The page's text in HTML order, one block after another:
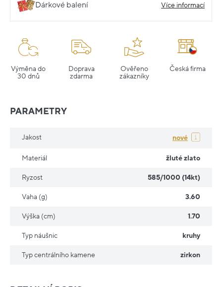
Dárkové balení Více informací
Výměna do
30 dnů
Doprava
zdarma
Ověřeno
zákazníky
Česká firma
PARAMETRY
Jakost nové
Materiál žluté zlato
Ryzost 585/1000 (14kt)
Vaha (g) 3.60
Výška (cm) 1.70
Typ náušnic kruhy
Typ centrálního kamene zirkon